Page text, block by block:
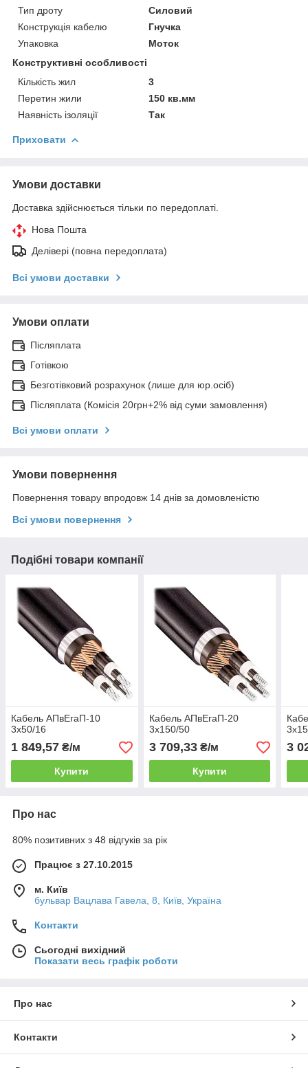
Тип дроту
Силовий
Конструкція кабелю
Гнучка
Упаковка
Моток
Конструктивні особливості
Кількість жил
3
Перетин жили
150 кв.мм
Наявність ізоляції
Так
Приховати
Умови доставки
Доставка здійснюється тільки по передоплаті.
Нова Пошта
Делівері (повна передоплата)
Всі умови доставки
Умови оплати
Післяплата
Готівкою
Безготівковий розрахунок (лише для юр.осіб)
Післяплата (Комісія 20грн+2% від суми замовлення)
Всі умови оплати
Умови повернення
Повернення товару впродовж 14 днів за домовленістю
Всі умови повернення
Подібні товари компанії
Кабель АПвЕгаП‑10
3х50/16
1 849,57 ₴/м
Купити
Кабель АПвЕгаП‑20
3х150/50
3 709,33₴/м
Купити
3
Про нас
80% позитивних з 48 відгуків за рік
Працює з 27.10.2015
м. Київ
бульвар Вацлава Гавела, 8, Київ, Україна
Контакти
Сьогодні вихідний
Показати весь графік роботи
Про нас
Контакти